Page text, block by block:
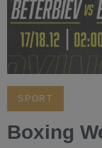
SPORT
Boxing